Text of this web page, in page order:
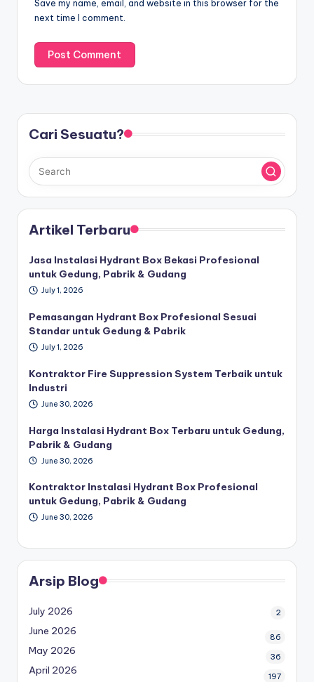
Save my name, email, and website in this browser for the
next time I comment.
Cari Sesuatu?
Artikel Terbaru
Jasa Instalasi Hydrant Box Bekasi Profesional
untuk Gedung, Pabrik & Gudang
July 1, 2026
Pemasangan Hydrant Box Profesional Sesuai
Standar untuk Gedung & Pabrik
July 1, 2026
Kontraktor Fire Suppression System Terbaik untuk
Industri
June 30, 2026
Harga Instalasi Hydrant Box Terbaru untuk Gedung,
Pabrik & Gudang
June 30, 2026
Kontraktor Instalasi Hydrant Box Profesional
untuk Gedung, Pabrik & Gudang
June 30, 2026
Arsip Blog
July 2026 2
June 2026 86
May 2026 36
April 2026 197